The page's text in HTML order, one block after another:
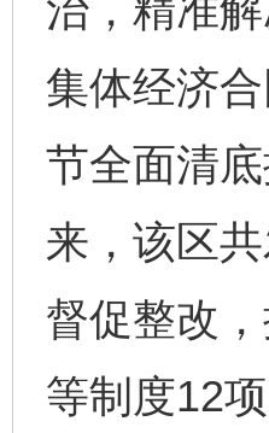
治，精准
集体经济
节全面清
来，该区
督促整改
等制度12项